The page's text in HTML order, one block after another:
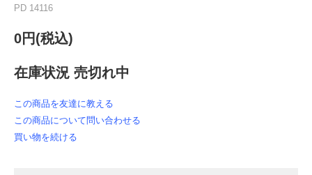
PD 14116
0円(税込)
在庫状況 売切れ中
この商品を友達に教える
この商品について問い合わせる
買い物を続ける